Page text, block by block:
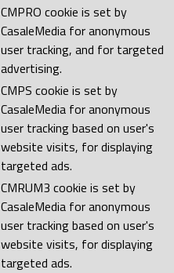
CMPRO cookie is set by
CasaleMedia for anonymous
user tracking, and for targeted
advertising.
CMPS cookie is set by
CasaleMedia for anonymous
user tracking based on user's
website visits, for displaying
targeted ads.
CMRUM3 cookie is set by
CasaleMedia for anonymous
user tracking based on user's
website visits, for displaying
targeted ads.